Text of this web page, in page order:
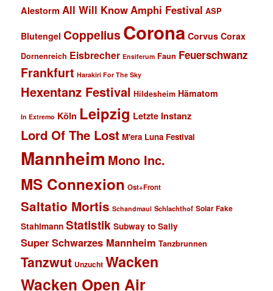
Alestorm All Will KnowAmphi Festival ASP
Blutengel Coppelius Corona Corvus Corax
Dornenreich Eisbrecher Ensiferum Faun Feuerschwanz
Frankfurt Harakiri For The Sky
Hexentanz Festival Hildesheim Hämatom
In Extremo Köln Leipzig Letzte Instanz
Lord Of The Lost M'era Luna Festival
Mannheim Mono Inc.
MS Connexion Ost+Front
Saltatio Mortis Schandmaul Schlachthof Solar Fake
Stahlmann Statistik Subway to Sally
Super Schwarzes Mannheim Tanzbrunnen
Tanzwut Unzucht Wacken
Wacken Open Air